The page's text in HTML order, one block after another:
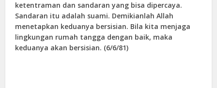
ketentraman dan sandaran yang bisa dipercaya.
Sandaran itu adalah suami. Demikianlah Allah
menetapkan keduanya bersisian. Bila kita menjaga
lingkungan rumah tangga dengan baik, maka
keduanya akan bersisian. (6/6/81)